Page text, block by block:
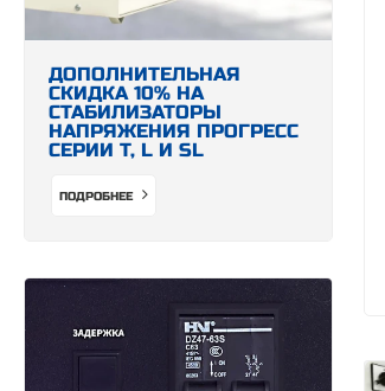
ДОПОЛНИТЕЛЬНАЯ
СКИДКА 10% НА
СТАБИЛИЗАТОРЫ
НАПРЯЖЕНИЯ ПРОГРЕСС
СЕРИИ Т, L И SL
ПОДРОБНЕЕ